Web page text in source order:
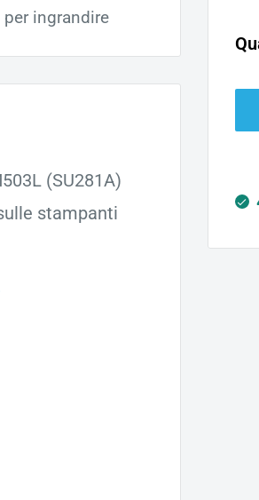
ingrandire
(SU281A)
stampanti